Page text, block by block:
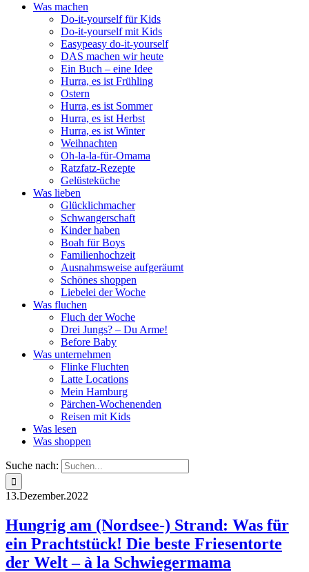
Was machen
Do-it-yourself für Kids
Do-it-yourself mit Kids
Easypeasy do-it-yourself
DAS machen wir heute
Ein Buch – eine Idee
Hurra, es ist Frühling
Ostern
Hurra, es ist Sommer
Hurra, es ist Herbst
Hurra, es ist Winter
Weihnachten
Oh-la-la-für-Omama
Ratzfatz-Rezepte
Gelüsteküche
Was lieben
Glücklichmacher
Schwangerschaft
Kinder haben
Boah für Boys
Familienhochzeit
Ausnahmsweise aufgeräumt
Schönes shoppen
Liebelei der Woche
Was fluchen
Fluch der Woche
Drei Jungs? – Du Arme!
Before Baby
Was unternehmen
Flinke Fluchten
Latte Locations
Mein Hamburg
Pärchen-Wochenenden
Reisen mit Kids
Was lesen
Was shoppen
Suche nach:
13.Dezember.2022
Hungrig am (Nordsee-) Strand: Was für
ein Prachtstück! Die beste Friesentorte
der Welt – à la Schwiegermama